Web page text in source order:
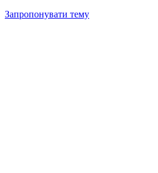
Запропонувати тему